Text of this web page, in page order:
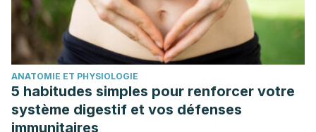
ANATOMIE ET PHYSIOLOGIE
5 habitudes simples pour renforcer votre
système digestif et vos défenses
immunitaires